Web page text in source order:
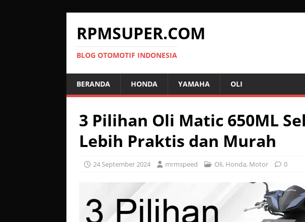
RPMSUPER.COM
BLOG OTOMOTIF INDONESIA
BERANDA HONDA YAMAHA OLI
3 Pilihan Oli Matic 650ML
Lebih Praktis dan Murah
24 September 2024 mrmspeed Oli, Honda, Motor 0